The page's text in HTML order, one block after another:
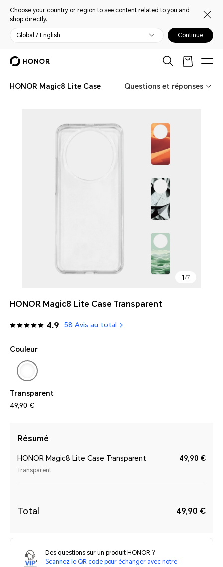
Choose your country or region to see content related to you and
shop directly.
Global / English Continue
HONOR Magic8 Lite Case Questions et réponses
1 /7
HONOR Magic8 Lite Case Transparent
4.9 58 Avis au total
Couleur
Transparent
49,90 €
Résumé
HONOR Magic8 Lite Case Transparent
Transparent
49,90 €
Total 49,90 €
Des questions sur un produit HONOR ?
Scannez le QR code pour échanger avec notre